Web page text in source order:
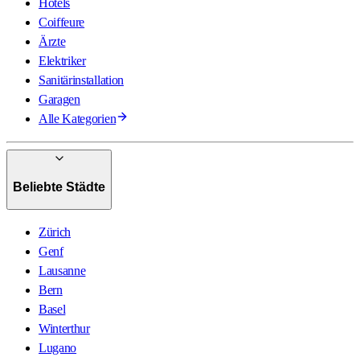
Hotels
Coiffeure
Ärzte
Elektriker
Sanitärinstallation
Garagen
Alle Kategorien
Beliebte Städte
Zürich
Genf
Lausanne
Bern
Basel
Winterthur
Lugano